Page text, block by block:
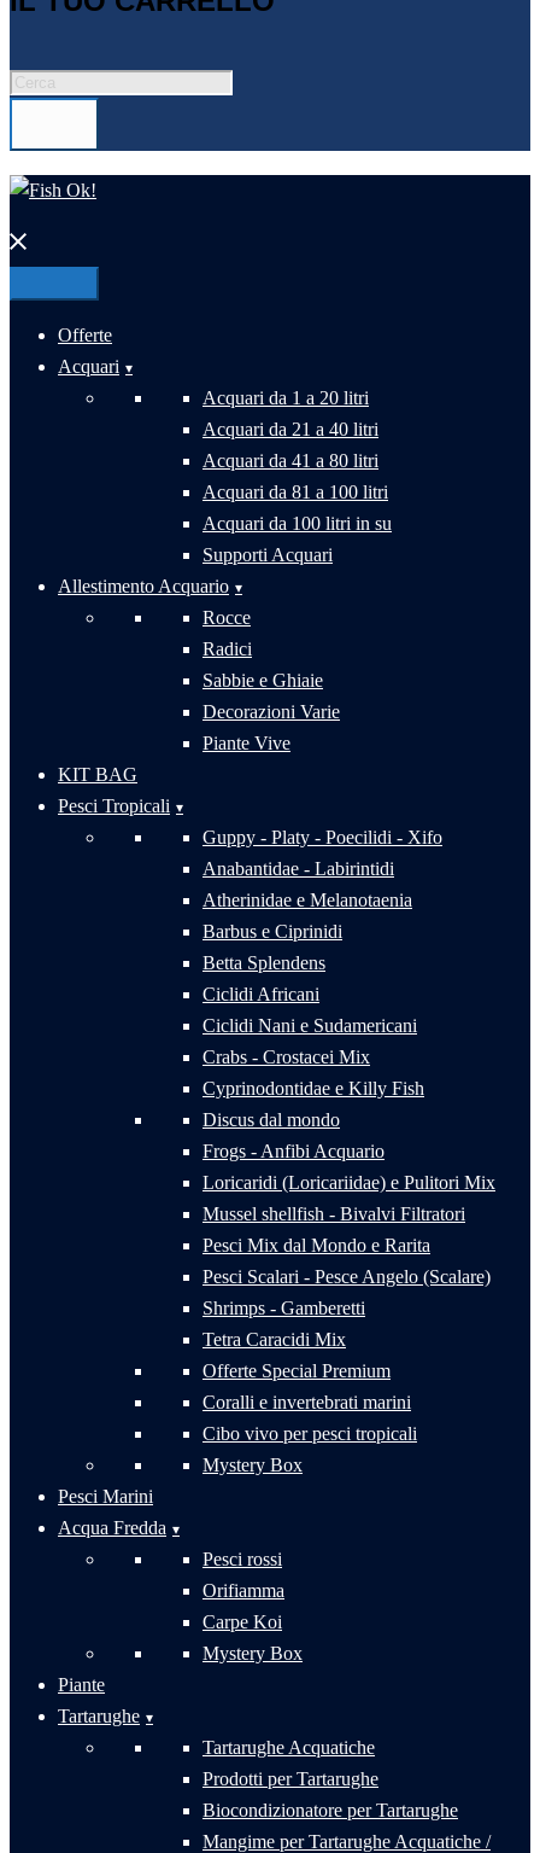
Products
Chiudi
Offerte
Acquari
Acquari da 1 a 20 litri
Acquari da 21 a 40 litri
Acquari da 41 a 80 litri
Acquari da 81 a 100 litri
Acquari da 100 litri in su
Supporti Acquari
Allestimento Acquario
Rocce
Radici
Sabbie e Ghiaie
Decorazioni Varie
Piante Vive
KIT BAG
Pesci Tropicali
Guppy - Platy - Poecilidi - Xifo
Anabantidae - Labirintidi
Atherinidae e Melanotaenia
Barbus e Ciprinidi
Betta Splendens
Ciclidi Africani
Ciclidi Nani e Sudamericani
Crabs - Crostacei Mix
Cyprinodontidae e Killy Fish
Discus dal mondo
Frogs - Anfibi Acquario
Loricaridi (Loricariidae) e Pulitori Mix
Mussel shellfish - Bivalvi Filtratori
Pesci Mix dal Mondo e Rarita
Pesci Scalari - Pesce Angelo (Scalare)
Shrimps - Gamberetti
Tetra Caracidi Mix
Offerte Special Premium
Coralli e invertebrati marini
Cibo vivo per pesci tropicali
Mystery Box
Pesci Marini
Acqua Fredda
Pesci rossi
Orifiamma
Carpe Koi
Mystery Box
Piante
Tartarughe
Tartarughe Acquatiche
Prodotti per Tartarughe
Biocondizionatore per Tartarughe
Mangime per Tartarughe Acquatiche /